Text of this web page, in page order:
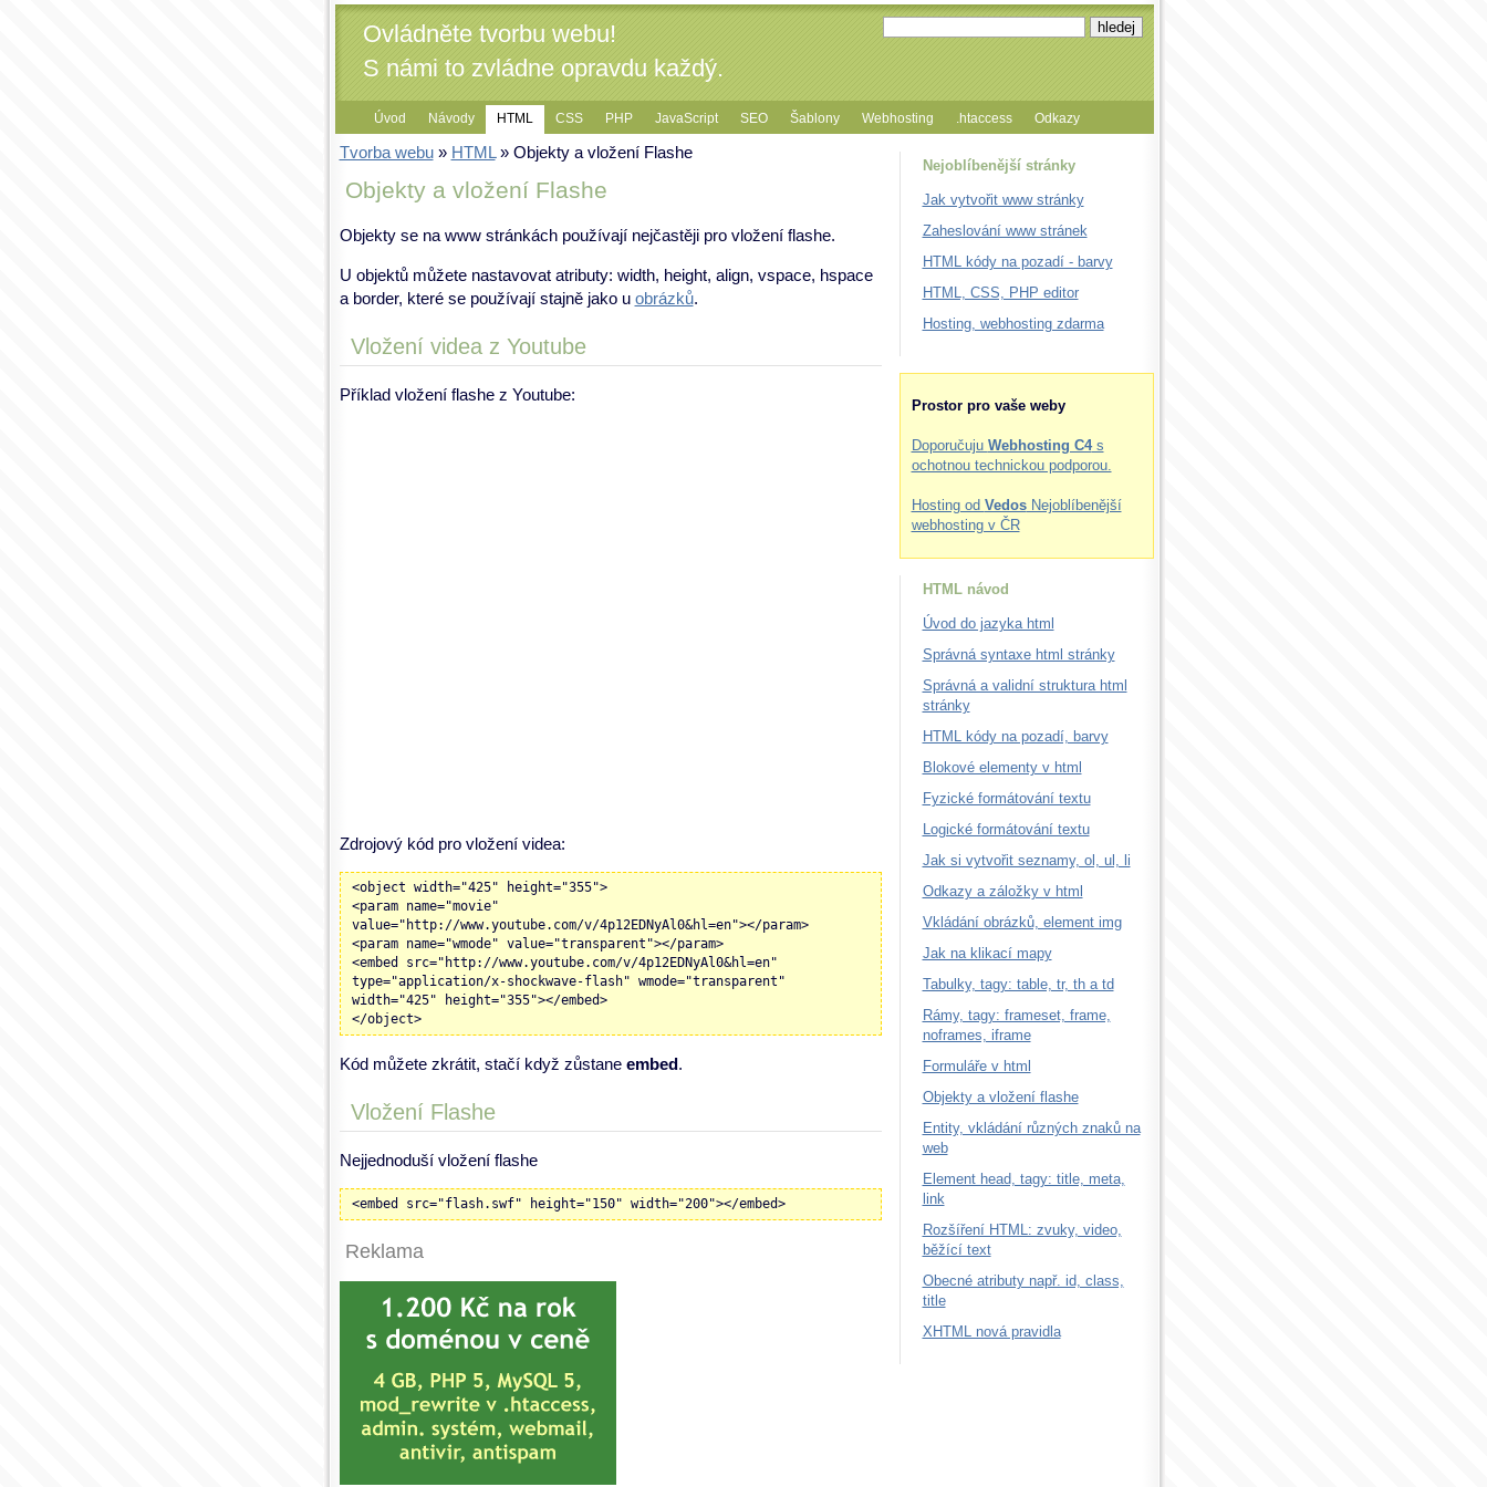
Ovládněte tvorbu webu!
S námi to zvládne opravdu každý.
Úvod Návody HTML CSS PHP JavaScript SEO Šablony Webhosting .htaccess Odkazy
Tvorba webu» HTML» Objekty a vložení Flashe
Objekty a vložení Flashe
Objekty se na www stránkách používají nejčastěji pro vložení flashe.
U objektů můžete nastavovat atributy: width, height, align, vspace, hspace
a border, které se používají stajně jako u obrázků.
Vložení videa z Youtube
Příklad vložení flashe z Youtube:
Zdrojový kód pro vložení videa:
<object width="425" height="355">
<param name="movie"
value="http://www.youtube.com/v/4p12EDNyAl0&hl=en"></param>
<param name="wmode" value="transparent"></param>
<embed src="http://www.youtube.com/v/4p12EDNyAl0&hl=en"
type="application/x-shockwave-flash" wmode="transparent"
width="425" height="355"></embed>
</object>
Kód můžete zkrátit, stačí když zůstane embed.
Vložení Flashe
Nejjednoduší vložení flashe
<embed src="flash.swf" height="150" width="200"></embed>
Reklama
Nejoblíbenější stránky
Jak vytvořit www stránky
Zaheslování www stránek
HTML kódy na pozadí - barvy
HTML, CSS, PHP editor
Hosting, webhosting zdarma
Prostor pro vaše weby
Doporučuju Webhosting C4s
ochotnou technickou podporou.
Hosting od VedosNejoblíbenější
webhosting v ČR
HTML návod
Úvod do jazyka html
Správná syntaxe html stránky
Správná a validní struktura html
stránky
HTML kódy na pozadí, barvy
Blokové elementy v html
Fyzické formátování textu
Logické formátování textu
Jak si vytvořit seznamy, ol, ul, li
Odkazy a záložky v html
Vkládání obrázků, element img
Jak na klikací mapy
Tabulky, tagy: table, tr, th a td
Rámy, tagy: frameset, frame,
noframes, iframe
Formuláře v html
Objekty a vložení flashe
Entity, vkládání různých znaků na
web
Element head, tagy: title, meta,
link
Rozšíření HTML: zvuky, video,
běžící text
Obecné atributy např. id, class,
title
XHTML nová pravidla